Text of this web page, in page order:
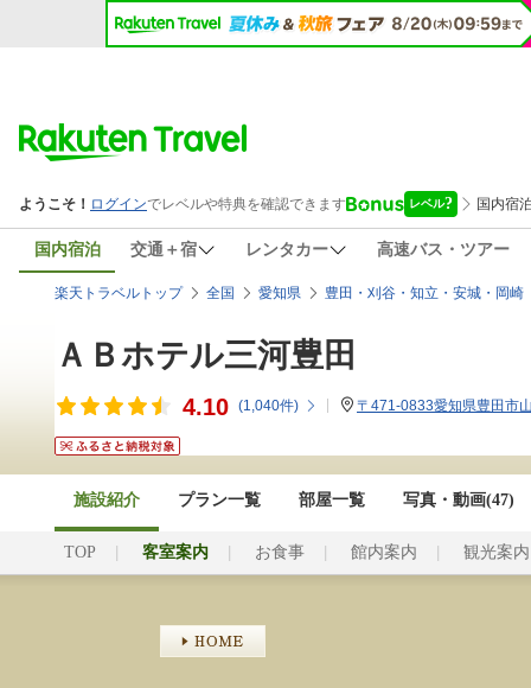
国内宿泊 交通＋宿 レンタカー 高速バス・ツアー
楽天トラベルトップ 全国 愛知県 豊田・刈谷・知立・安城・岡崎
ＡＢホテル三河豊田
4.10 (1,040件) 〒471-0833愛知県豊田市
施設紹介 プラン一覧 部屋一覧 写真・動画(47)
TOP 客室案内 お食事 館内案内 観光案内